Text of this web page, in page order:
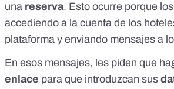
una reserva. Esto ocurre porque
accediendo a la cuenta de los
plataforma y enviando mensajes a
En esos mensajes, les piden que
enlace para que introduzcan sus